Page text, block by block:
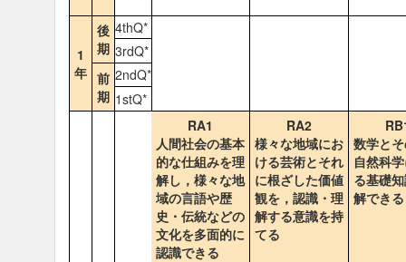
1
年
後
期
4thQ*
3rdQ*
前
期
2ndQ*
1stQ*
RA1
人間社会の基本
的な仕組みを理
解し，様々な地
域の言語や歴
史・伝統などの
文化を多面的に
認識できる
RA2
様々な地域にお
ける芸術とそれ
に根ざした価値
観を，認識・理
解する意識を持
てる
数学と
自然科
る基礎
解できる